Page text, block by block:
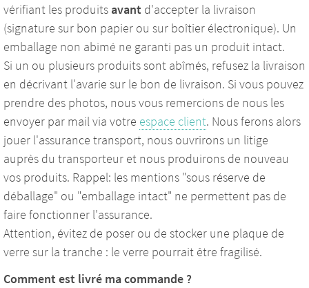
vérifiant les produits avant d'accepter la livraison
(signature sur bon papier ou sur boîtier électronique). Un
emballage non abimé ne garanti pas un produit intact.
Si un ou plusieurs produits sont abîmés, refusez la livraison
en décrivant l'avarie sur le bon de livraison. Si vous pouvez
prendre des photos, nous vous remercions de nous les
envoyer par mail via votre espace client. Nous ferons alors
jouer l'assurance transport, nous ouvrirons un litige
auprès du transporteur et nous produirons de nouveau
vos produits. Rappel: les mentions "sous réserve de
déballage" ou "emballage intact" ne permettent pas de
faire fonctionner l'assurance.
Attention, évitez de poser ou de stocker une plaque de
verre sur la tranche : le verre pourrait être fragilisé.
Comment est livré ma commande ?